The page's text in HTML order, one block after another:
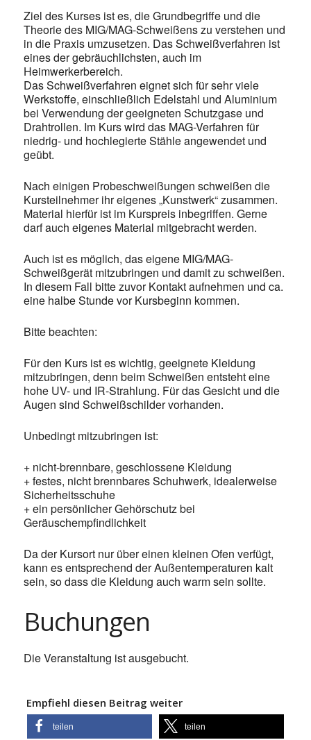
Ziel des Kurses ist es, die Grundbegriffe und die
Theorie des MIG/MAG-Schweißens zu verstehen und
in die Praxis umzusetzen. Das Schweißverfahren ist
eines der gebräuchlichsten, auch im
Heimwerkerbereich.
Das Schweißverfahren eignet sich für sehr viele
Werkstoffe, einschließlich Edelstahl und Aluminium
bei Verwendung der geeigneten Schutzgase und
Drahtrollen. Im Kurs wird das MAG-Verfahren für
niedrig- und hochlegierte Stähle angewendet und
geübt.
Nach einigen Probeschweißungen schweißen die
Kursteilnehmer ihr eigenes „Kunstwerk“ zusammen.
Material hierfür ist im Kurspreis inbegriffen. Gerne
darf auch eigenes Material mitgebracht werden.
Auch ist es möglich, das eigene MIG/MAG-
Schweißgerät mitzubringen und damit zu schweißen.
In diesem Fall bitte zuvor Kontakt aufnehmen und ca.
eine halbe Stunde vor Kursbeginn kommen.
Bitte beachten:
Für den Kurs ist es wichtig, geeignete Kleidung
mitzubringen, denn beim Schweißen entsteht eine
hohe UV- und IR-Strahlung. Für das Gesicht und die
Augen sind Schweißschilder vorhanden.
Unbedingt mitzubringen ist:
+ nicht-brennbare, geschlossene Kleidung
+ festes, nicht brennbares Schuhwerk, idealerweise
Sicherheitsschuhe
+ ein persönlicher Gehörschutz bei
Geräuschempfindlichkeit
Da der Kursort nur über einen kleinen Ofen verfügt,
kann es entsprechend der Außentemperaturen kalt
sein, so dass die Kleidung auch warm sein sollte.
Buchungen
Die Veranstaltung ist ausgebucht.
Empfiehl diesen Beitrag weiter
teilen teilen